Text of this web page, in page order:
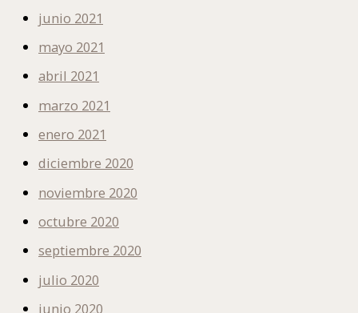
junio 2021
mayo 2021
abril 2021
marzo 2021
enero 2021
diciembre 2020
noviembre 2020
octubre 2020
septiembre 2020
julio 2020
junio 2020